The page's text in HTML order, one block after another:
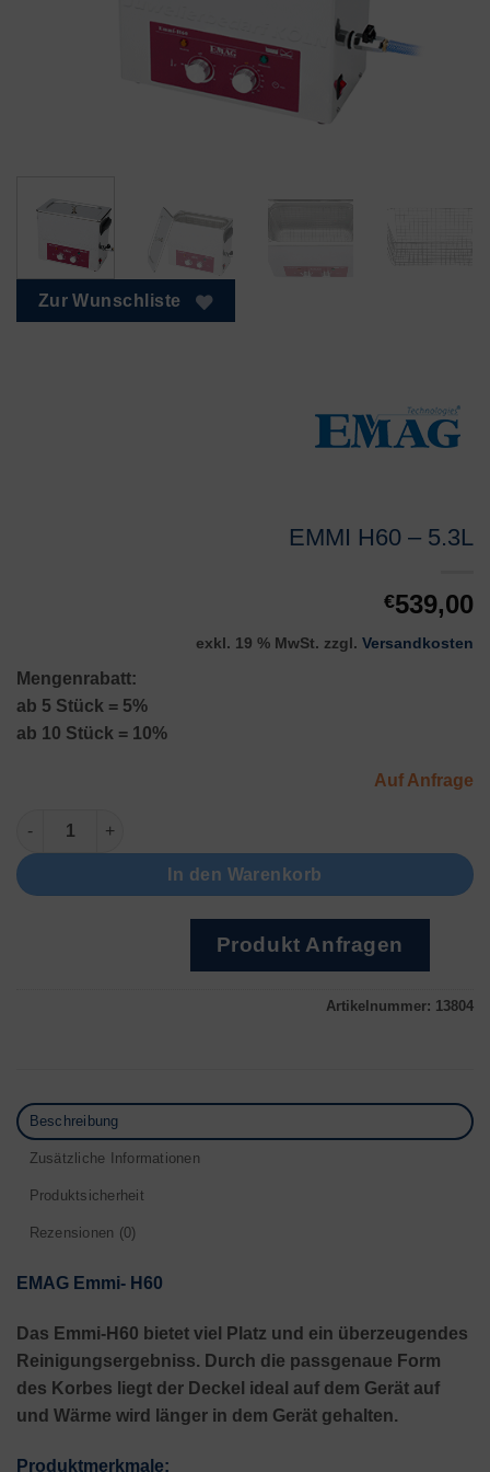
Zur Wunschliste
EMMI H60 – 5.3L
€539,00
exkl. 19 % MwSt. zzgl. Versandkosten
Mengenrabatt:
ab 5 Stück = 5%
ab 10 Stück = 10%
Auf Anfrage
EMMI H60 - 5.3L Menge
In den Warenkorb
Produkt Anfragen
Artikelnummer: 13804
Beschreibung
Zusätzliche Informationen
Produktsicherheit
Rezensionen (0)
EMAG Emmi- H60
Das Emmi-H60 bietet viel Platz und ein überzeugendes
Reinigungsergebniss. Durch die passgenaue Form
des Korbes liegt der Deckel ideal auf dem Gerät auf
und Wärme wird länger in dem Gerät gehalten.
Produktmerkmale: